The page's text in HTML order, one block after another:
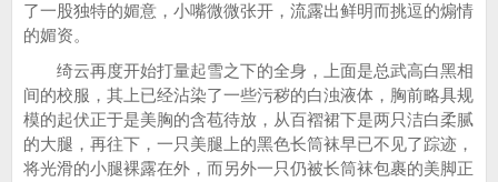
了一股独特的媚意，小嘴微微张开，流露出鲜明而挑逗的煽情
的媚资。
绮云再度开始打量起雪之下的全身，上面是总武高白黑相
间的校服，其上已经沾染了一些污秽的白浊液体，胸前略具规
模的起伏正于是美胸的含苞待放，从百褶裙下是两只洁白柔腻
的大腿，再往下，一只美腿上的黑色长筒袜早已不见了踪迹，
将光滑的小腿裸露在外，而另外一只仍被长筒袜包裹的美脚正